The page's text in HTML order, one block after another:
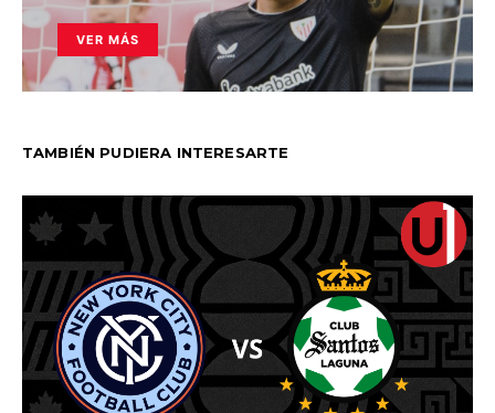
VER MÁS
TAMBIÉN PUDIERA INTERESARTE